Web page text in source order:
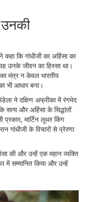
कहा कि गांधीजी का अहिंसा का
उनके जीवन का हिस्सा था।
मंत्र न केवल भारतीय
भी आधार बना।
ने दक्षिण अफ्रीका में रंगभेद
सत्य और अहिंसा के सिद्धांतों
मार्टिन लूथर किंग
गांधीजी के विचारों से प्रेरणा
की और उन्हें एक महान व्यक्ति
में सम्मानित किया और उन्हें